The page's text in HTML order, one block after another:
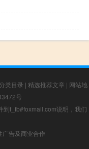
类目录 | 精选推荐文章 | 网站地
号
到f_fb#foxmail.com说明，我们
告及商业合作